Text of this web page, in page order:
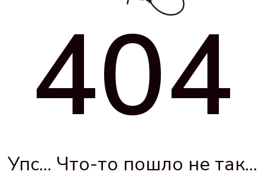
404
Упс... Что-то пошло не так...